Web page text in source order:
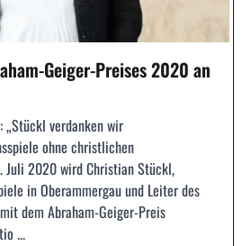
Geiger-Preises 2020 an
„Stückl verdanken wir
ohne christlichen
Juli 2020 wird Christian Stückl,
in Oberammergau und Leiter des
dem Abraham-Geiger-Preis
...